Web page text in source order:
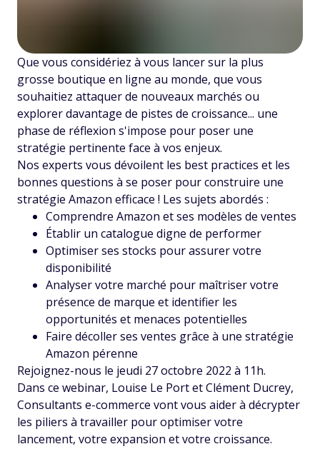
Que vous considériez à vous lancer sur la plus
grosse boutique en ligne au monde, que vous
souhaitiez attaquer de nouveaux marchés ou
explorer davantage de pistes de croissance... une
phase de réflexion s'impose pour poser une
stratégie pertinente face à vos enjeux.
Nos experts vous dévoilent les best practices et les
bonnes questions à se poser pour construire une
stratégie Amazon efficace ! Les sujets abordés :
Comprendre Amazon et ses modèles de ventes
Établir un catalogue digne de performer
Optimiser ses stocks pour assurer votre
disponibilité
Analyser votre marché pour maîtriser votre
présence de marque et identifier les
opportunités et menaces potentielles
Faire décoller ses ventes grâce à une stratégie
Amazon pérenne
Rejoignez-nous le jeudi 27 octobre 2022 à 11h.
Dans ce webinar, Louise Le Port et Clément Ducrey,
Consultants e-commerce vont vous aider à décrypter
les piliers à travailler pour optimiser votre
lancement, votre expansion et votre croissance.